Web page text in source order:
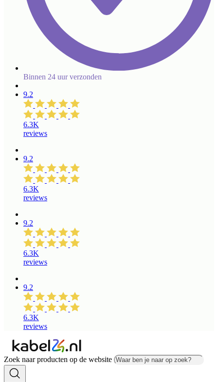
Binnen 24 uur verzonden
9.2
6.3K
reviews
9.2
6.3K
reviews
9.2
6.3K
reviews
9.2
6.3K
reviews
Zoek naar producten op de website